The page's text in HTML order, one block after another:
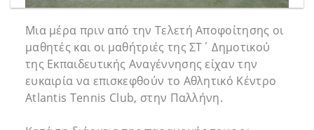
Μια μέρα πριν από την Τελετή Αποφοίτησης οι
μαθητές και οι μαθήτριές της ΣΤ΄ Δημοτικού
της Εκπαιδευτικής Αναγέννησης είχαν την
ευκαιρία να επισκεφθούν το Αθλητικό Κέντρο
Atlantis Tennis Club, στην Παλλήνη.